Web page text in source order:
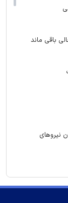
باقی ماند
نیرو‌های